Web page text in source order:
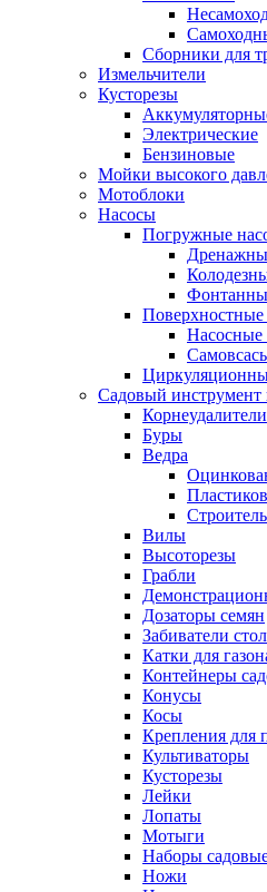
Сборники для
Измельчители
Кусторезы
Электрические
Бензиновые
Мойки высокого
Мотоблоки
Насосы
Погружные
Поверхностные
Насосные
Садовый инструмент
Корнеудалители
Буры
Ведра
Вилы
Высоторезы
Грабли
Дозаторы семян
Забиватели
Катки для
Контейнеры
Конусы
Косы
Крепления для
Культиваторы
Кусторезы
Лейки
Лопаты
Мотыги
Наборы
Ножи